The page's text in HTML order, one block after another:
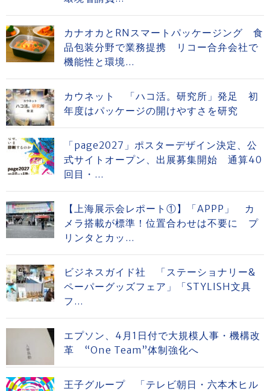
カナオカとRNスマートパッケージング 食
品包装分野で業務提携 リコー合弁会社で
機能性と環境...
カウネット 「ハコ活。研究所」発足 初
年度はパッケージの開けやすさを研究
「page2027」ポスターデザイン決定、公
式サイトオープン、出展募集開始 通算40
回目・...
【上海展示会レポート①】「APPP」 カ
メラ搭載が標準！位置合わせは不要に プ
リンタとカッ...
ビジネスガイド社 「ステーショナリー&
ペーパーグッズフェア」「STYLISH文具
フ...
エプソン、4月1日付で大規模人事・機構改
革 “One Team”体制強化へ
王子グループ 「テレビ朝日・六本木ヒル